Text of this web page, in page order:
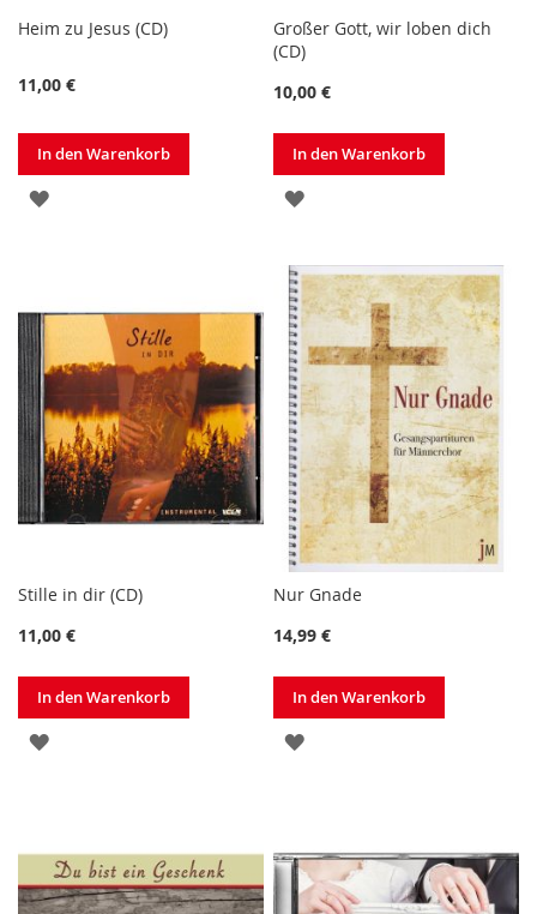
Heim zu Jesus (CD)
11,00 €
In den Warenkorb
ZUR
Großer Gott, wir loben dich
(CD)
10,00 €
In den Warenkorb
ZUR
HINZUFÜGEN
Stille in dir (CD)
11,00 €
In den Warenkorb
ZUR
Nur Gnade
14,99 €
In den Warenkorb
ZUR